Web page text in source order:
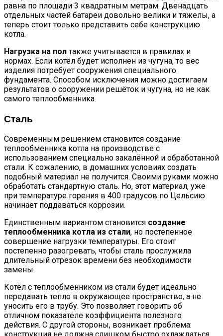
равна по площади 3 квадратным метрам. Двенадцать
отдельных частей батареи довольно велики и тяжелы, а
теперь стоит только представить себе конструкцию
котла.
Нагрузка на полтакже учитывается в правилах и
нормах. Если котёл будет исполнен из чугуна, то вес
изделия потребует сооружения специального
фундамента. Способом исключения можно достигаем
результатов о сооружении решёток и чугуна, но не как
самого теплообменника.
Сталь
Современным решением становится создание
теплообменника котла на производстве с
использованием специально закалённой и обработанной
стали. К сожалению, в домашних условиях создать
подобный материал не получится. Своими руками можно
обработать стандартную сталь. Но, этот материал, уже
при температуре горения в 400 градусов по Цельсию
начинает поддаваться коррозии.
Единственным вариантом становится создание
теплообменника котла из стали, но постепенное
совершение нагрузки температуры. Его стоит
постепенно разогревать, чтобы сталь прослужила
длительный отрезок времени без необходимости
замены.
Котёл с теплообменником из стали будет идеально
передавать тепло в окружающее пространство, а не
уносить его в трубу. Это позволяет говорить об
отличном показателе коэффициента полезного
действия. С другой стороны, возникает проблема:
конструкция не должна слишком быстро охлаждаться.